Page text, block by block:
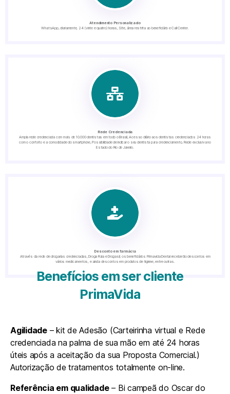
Atendimento Personalizado
WhatsApp, diariamente, 24 (vinte e quatro) horas, Site, área restrita ao beneficiário e Call Center.
Rede Credenciada
Ampla rede credenciada com mais de 10.000 dentistas em todo o Brasil, Acesso diário aos dentistas credenciados 24 horas
com o conforto e a comodidade do smartphone, Possibilidade de indicar o seu dentista para credenciamento, Rede exclusiva no
Estado do Rio de Janeiro.
Desconto em farmácia
Através da rede de drogarias credenciadas, Droga Raia e Drogasil, os beneficiários Primavida Dental receberão descontos em
vários medicamentos, e ainda descontos em produtos de higiene, entre outras.
Benefícios em ser cliente
PrimaVida
Agilidade– kit de Adesão (Carteirinha virtual e Rede
credenciada na palma de sua mão em até 24 horas
úteis após a aceitação da sua Proposta Comercial.)
Autorização de tratamentos totalmente on-line.
Referência em qualidade– Bi campeã do Oscar do